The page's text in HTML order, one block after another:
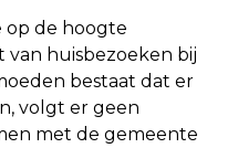
op de hoogte
huisbezoeken bij
bestaat dat er
volgt er geen
met de gemeente